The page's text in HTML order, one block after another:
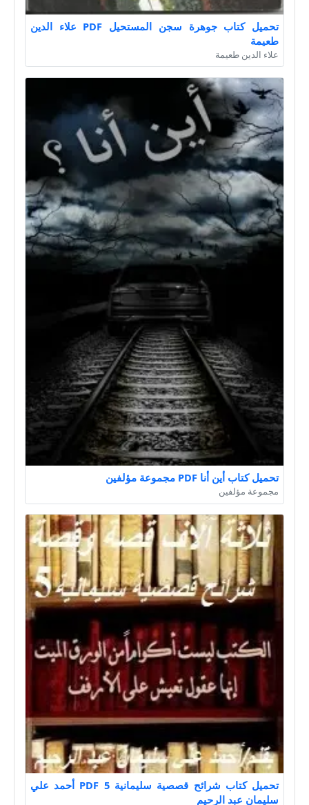
تحميل كتاب جوهرة سجن المستحيل PDF علاء الدين
طعيمة
علاء الدين طعيمة
تحميل كتاب أين أنا PDF مجموعة مؤلفين
مجموعة مؤلفين
تحميل كتاب شرائح قصصية سليمانية 5 PDF أحمد علي
سليمان عبد الرحيم